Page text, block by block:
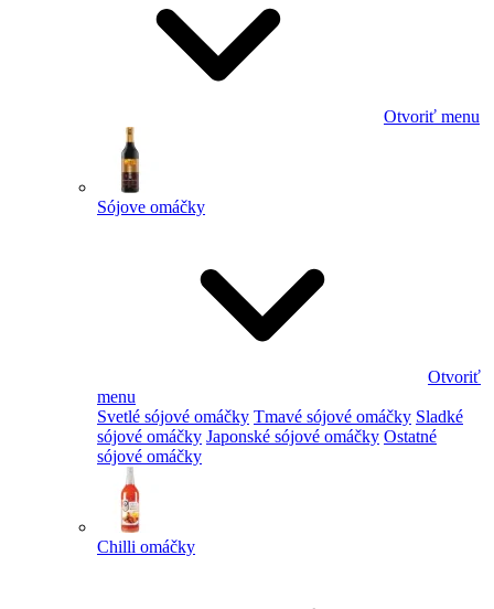
Otvoriť menu
Sójove omáčky
Otvoriť
menu
Svetlé sójové omáčky Tmavé sójové omáčky Sladké
sójové omáčky Japonské sójové omáčky Ostatné
sójové omáčky
Chilli omáčky